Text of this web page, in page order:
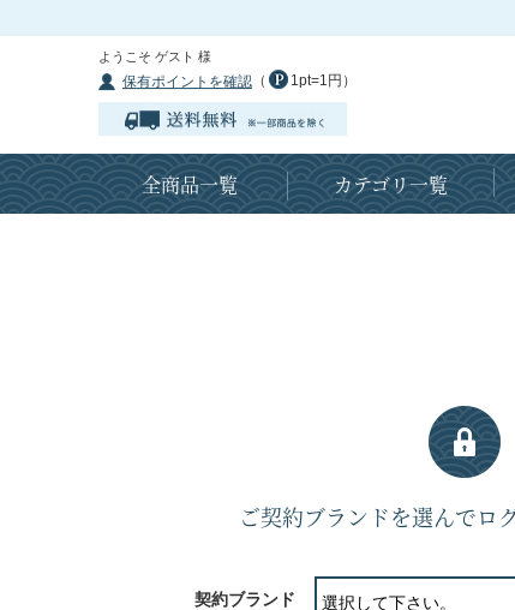
ようこそ ゲスト 様
保有ポイントを確認 （ 1pt=1円）
全商品一覧 カテゴリ一覧
ご契約ブランドを選んでロ
契約ブランド